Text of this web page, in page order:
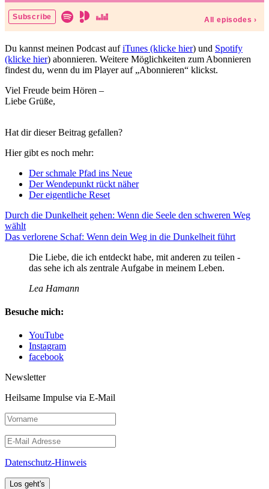
Du kannst meinen Podcast aufiTunes (klicke hier) und Spotify
(klicke hier) abonnieren. Weitere Möglichkeiten zum Abonnieren
findest du, wenn du im Player auf „Abonnieren“ klickst.
Viel Freude beim Hören –
Liebe Grüße,
Hat dir dieser Beitrag gefallen?
Hier gibt es noch mehr:
Der schmale Pfad ins Neue
Der Wendepunkt rückt näher
Der eigentliche Reset
Beitragsnavigation
Vorheriger
Beitrag:
Durch die Dunkelheit gehen: Wenn die Seele den schweren Weg
wählt
Nächster
Das verlorene Schaf: Wenn dein Weg in die Dunkelheit führt
Die Liebe, die ich entdeckt habe, mit anderen zu teilen -
das sehe ich als zentrale Aufgabe in meinem Leben.
Lea Hamann
Besuche mich:
YouTube
Instagram
facebook
Newsletter
Heilsame Impulse via E-Mail
Datenschutz-Hinweis